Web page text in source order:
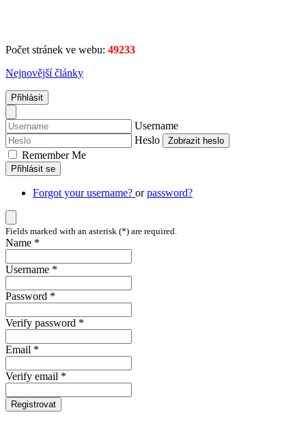
Počet stránek ve webu: 49233
Nejnovější články
Přihlásit
Username
Heslo
Zobrazit heslo
Remember Me
Přihlásit se
Forgot your username? orpassword?
Fields marked with an asterisk (*) are required.
Name *
Username *
Password *
Verify password *
Email *
Verify email *
Registrovat